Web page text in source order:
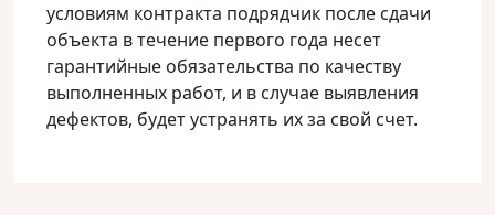
условиям контракта подрядчик после сдачи
объекта в течение первого года несет
гарантийные обязательства по качеству
выполненных работ, и в случае выявления
дефектов, будет устранять их за свой счет.